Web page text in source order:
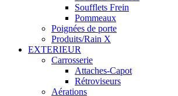
Soufflets Frein
Pommeaux
Poignées de porte
Produits/Rain X
EXTERIEUR
Carrosserie
Attaches-Capot
Rétroviseurs
Aérations